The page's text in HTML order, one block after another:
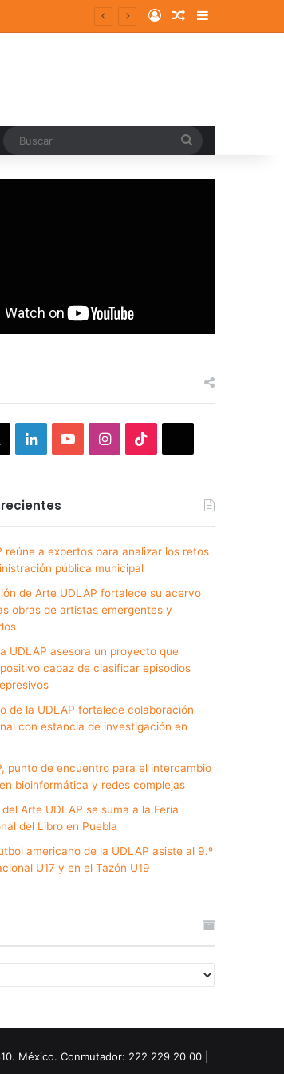
Log InRandom Article
Sidebar
LinkedInYouTubeInstagram
reúne a expertos para analizar los retos
pública municipal
de Arte UDLAP fortalece su acervo
obras de artistas emergentes y
UDLAP asesora un proyecto que
capaz de clasificar episodios
de la UDLAP fortalece colaboración
con estancia de investigación en
punto de encuentro para el intercambio
bioinformática y redes complejas
Arte UDLAP se suma a la Feria
del Libro en Puebla
americano de la UDLAP asiste al 9.º
U17 y en el Tazón U19
México. Conmutador: 222 229 20 00 |